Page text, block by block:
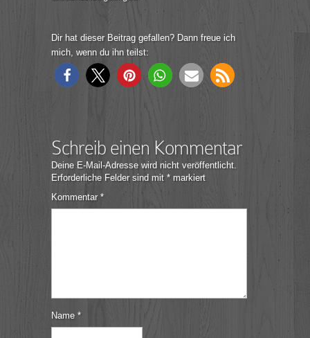
Dir hat dieser Beitrag gefallen? Dann freue ich
mich, wenn du ihn teilst:
Schreib einen Kommentar
Deine E-Mail-Adresse wird nicht veröffentlicht.
Erforderliche Felder sind mit * markiert
Kommentar *
Name *